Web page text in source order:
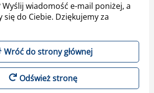
wiadomość e-mail poniżej, a
się do Ciebie. Dziękujemy za
Wróć do strony głównej
Odśwież stronę